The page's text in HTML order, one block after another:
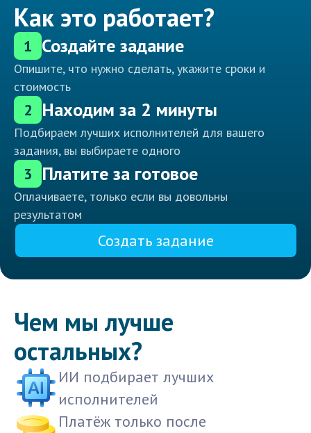
Как это работает?
1 Создайте задание
Опишите, что нужно сделать, укажите сроки и
стоимость
2 Находим за 2 минуты
Подбираем лучших исполнителей для вашего
задания, вы выбираете одного
3 Платите за готовое
Оплачиваете, только если вы довольны
результатом
Создать задание
Чем мы лучше
остальных?
ИИ подбирает лучших
исполнителей
Платёж только после